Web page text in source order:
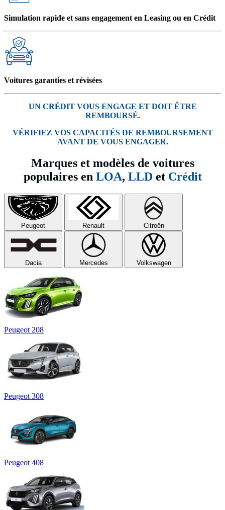
Simulation rapide et sans engagement en Leasing ou en Crédit
Voitures garanties et révisées
UN CRÉDIT VOUS ENGAGE ET DOIT ÊTRE
REMBOURSÉ.
VÉRIFIEZ VOS CAPACITÉS DE REMBOURSEMENT
AVANT DE VOUS ENGAGER.
Marques et modèles de voitures
populaires en LOA, LLD et Crédit
Peugeot Renault Citroën
Dacia Mercedes Volkswagen
Peugeot 208
Peugeot 308
Peugeot 408